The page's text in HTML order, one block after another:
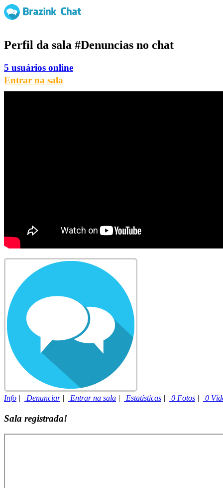
Perfil da sala #Denuncias no chat
5 usuários online
Entrar na sala
Info | Denunciar| Entrar na sala | Estatísticas | 0 Fotos | 0
Sala registrada!